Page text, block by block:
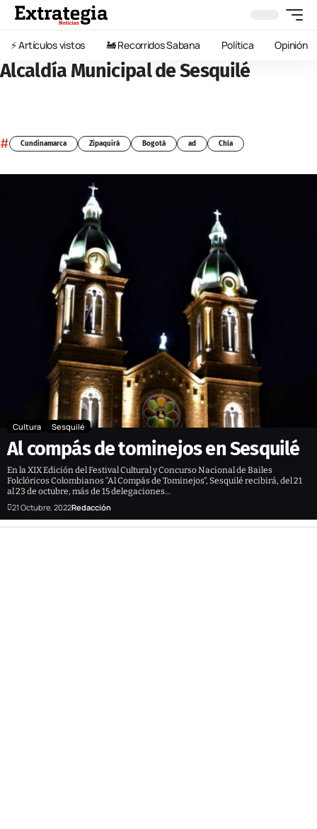
⚡️ Artículos vistos 🚂 Recorridos Sabana Política Opinión
Alcaldía Municipal de Sesquilé
# Cundinamarca Zipaquirá Bogotá ad Chía
Cultura Sesquilé
Al compás de tominejos en Sesquilé
En la XIX Edición del Festival Cultural y Concurso Nacional de Bailes
Folclóricos Colombianos “Al Compás de Tominejos”, Sesquilé recibirá, del 21
al 23 de octubre, más de 15 delegaciones…
21 Octubre, 2022Redacción